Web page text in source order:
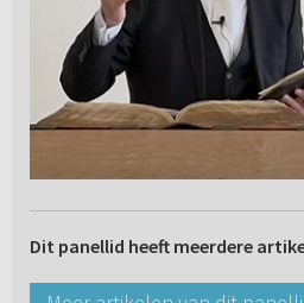
Dit panellid heeft meerdere